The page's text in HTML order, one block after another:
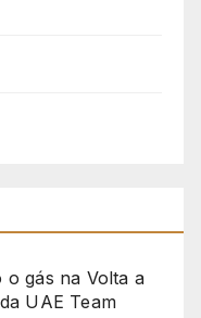
gás na Volta a
UAE Team